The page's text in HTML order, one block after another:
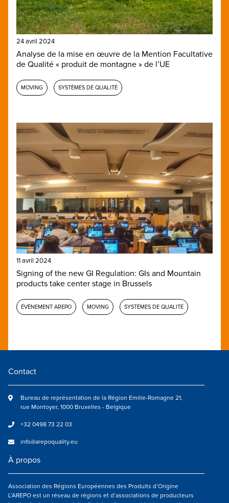
24 avril 2024
Analyse de la mise en œuvre de la Mention Facultative
de Qualité « produit de montagne » de l’UE
MOVING SYSTÈMES DE QUALITÉ
11 avril 2024
Signing of the new GI Regulation: GIs and Mountain
products take center stage in Brussels
ÉVÈNEMENT AREPO MOVING SYSTÈMES DE QUALITÉ
Contact
Bureau de représentation de la Région Emilie-Romagne 21,
rue Montoyer, 1000 Bruxelles - Belgique
+32 0498 73 22 03
info@arepoquality.eu
À propos
Association des Régions Européennes des Produits d’Origine
L’AREPO est un réseau de régions et d’associations de producteurs